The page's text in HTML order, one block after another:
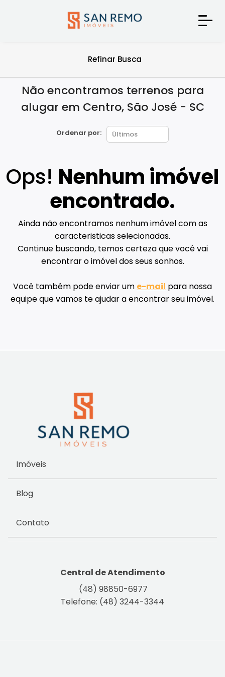
Refinar Busca
Não encontramos terrenos para
alugar em Centro, São José - SC
Ordenar por:
Ops! Nenhum imóvel
encontrado.
Ainda não encontramos nenhum imóvel com as
caracteristicas selecionadas.
Continue buscando, temos certeza que você vai
encontrar o imóvel dos seus sonhos.
Você também pode enviar um e-mail para nossa
equipe que vamos te ajudar a encontrar seu imóvel.
Imóveis
Blog
Contato
Central de Atendimento
(48) 98850-6977
Telefone: (48) 3244-3344